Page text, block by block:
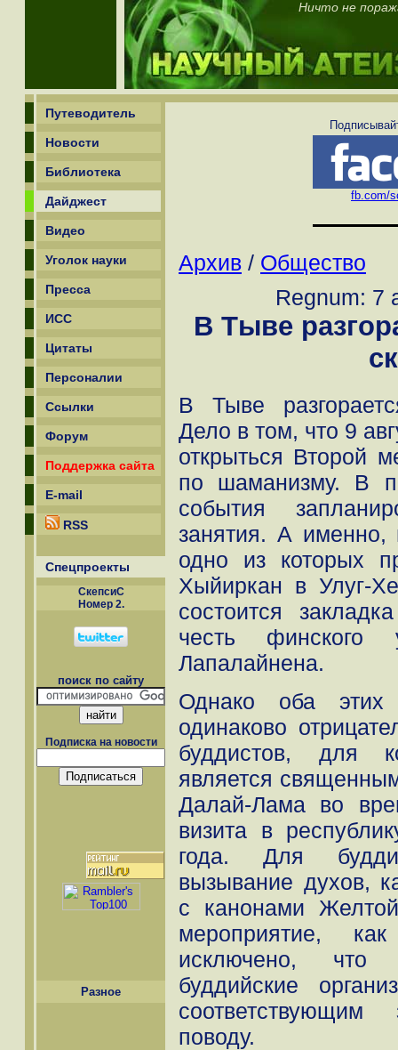
Ничто не
Путеводитель
Новости
Библиотека
Дайджест
Видео
Уголок науки
Пресса
ИСС
Цитаты
Персоналии
Ссылки
Форум
Поддержка сайта
E-mail
RSS
Спецпроекты
СкепсиС
Номер 2.
поиск по сайту
Подписка на новости
Разное
fb.com/
Архив / Общество
Regnum: 7
В Тыве
В Тыве
Дело в том, что 9
открыться Второй
по шаманизму. В
события
занятия. А именно,
одно из которых
Хыйиркан в Улуг-
состоится
честь финского
Лапалайнена.
Однако оба этих
одинаково
буддистов, для
является
Далай-Лама во
визита в
года. Для
вызывание духов,
с канонами
мероприятие,
исключено,
буддийские
поводу.